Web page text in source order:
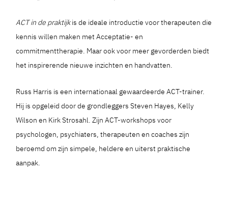
ACT in de praktijkis de ideale introductie voor therapeuten die
kennis willen maken met Acceptatie- en
commitmenttherapie. Maar ook voor meer gevorderden biedt
het inspirerende nieuwe inzichten en handvatten.
Russ Harris is een internationaal gewaardeerde ACT-trainer.
Hij is opgeleid door de grondleggers Steven Hayes, Kelly
Wilson en Kirk Strosahl. Zijn ACT-workshops voor
psychologen, psychiaters, therapeuten en coaches zijn
beroemd om zijn simpele, heldere en uiterst praktische
aanpak.